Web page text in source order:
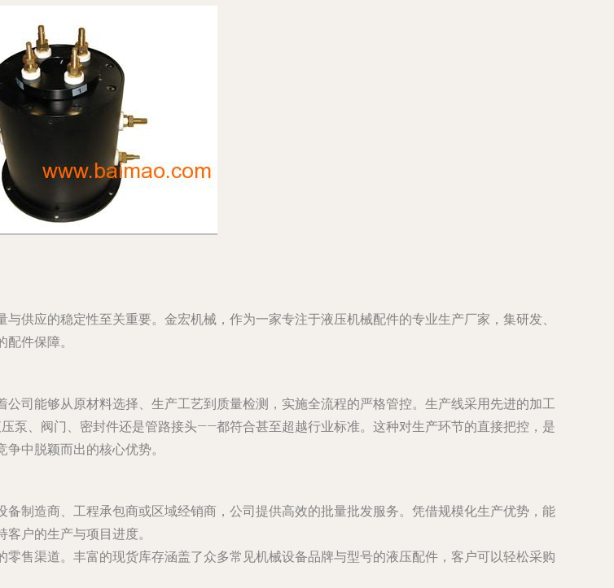
供应的稳定性至关重要。金宏机械，作为一家专注于液压机械配件的专业生产厂家，集研发、
件保障。
司能够从原材料选择、生产工艺到质量检测，实施全流程的严格管控。生产线采用先进的加工
泵、阀门、密封件还是管路接头——都符合甚至超越行业标准。这种对生产环节的直接把控，是
中脱颖而出的核心优势。
制造商、工程承包商或区域经销商，公司提供高效的批量批发服务。凭借规模化生产优势，能
户的生产与项目进度。
售渠道。丰富的现货库存涵盖了众多常见机械设备品牌与型号的液压配件，客户可以轻松采购